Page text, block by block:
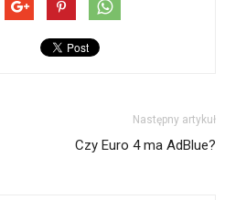
Następny artykuł
Czy Euro 4 ma AdBlue?